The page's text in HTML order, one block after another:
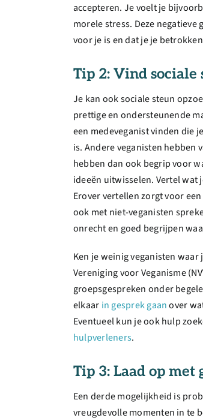
accepteren. Je voelt je
morele stress. Deze
voor je is en dat je je
Tip 2: Vind sociale
Je kan ook sociale steun
prettige en ondersteunende
een medeveganist vinden die
is. Andere veganisten hebben
hebben dan ook begrip voor
ideeën uitwisselen. Vertel wat
Erover vertellen zorgt voor
ook met niet-veganisten
onrecht en goed begrijpen
Ken je weinig veganisten
Vereniging voor Veganisme
groepsgespreken onder
elkaar in gesprek gaanover
Eventueel kun je ook hulp
hulpverleners.
Tip 3: Laad op
Een derde mogelijkheid is
vreugdevolle momenten in te